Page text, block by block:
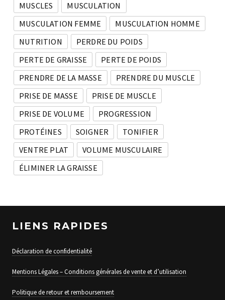
MUSCLES
MUSCULATION
MUSCULATION FEMME
MUSCULATION HOMME
NUTRITION
PERDRE DU POIDS
PERTE DE GRAISSE
PERTE DE POIDS
PRENDRE DE LA MASSE
PRENDRE DU MUSCLE
PRISE DE MASSE
PRISE DE MUSCLE
PRISE DE VOLUME
PROGRESSION
PROTÉINES
SOIGNER
TONIFIER
VENTRE PLAT
VOLUME MUSCULAIRE
ÉLIMINER LA GRAISSE
LIENS RAPIDES
Déclaration de confidentialité
Mentions Légales – Conditions générales de vente et d’utilisation
Politique de retour et remboursement